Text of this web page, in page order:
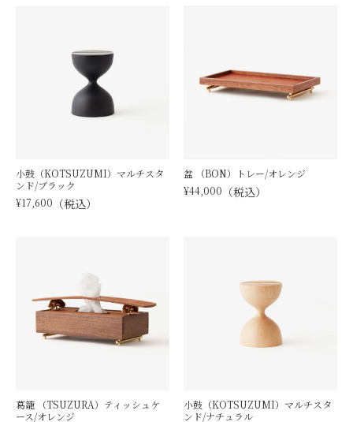
小鼓（KOTSUZUMI）マルチスタ
ンド/ブラック
¥17,600 税込
盆 （BON）トレー/オレンジ
¥44,000 税込
葛籠 （TSUZURA）ティッシュケ
ース/オレンジ
小鼓（KOTSUZUMI）マルチスタ
ンド/ナチュラル